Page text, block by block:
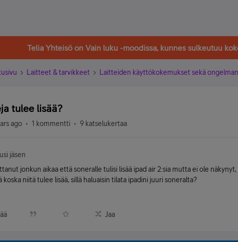
Telia Yhteisö on Vain luku -moodissa, kunnes sulkeutuu
Laitteet & tarvikkeet Laitteiden käyttökokemukset sekä
tulee lisää?
ago 1 kommentti 9 katselukertaa
jäsen
jonkun aikaa että soneralle tulisi lisää ipad air 2:sia mutta ei ole
koska niitä tulee lisää, sillä haluaisin tilata ipadini juuri soneralta?
Jaa